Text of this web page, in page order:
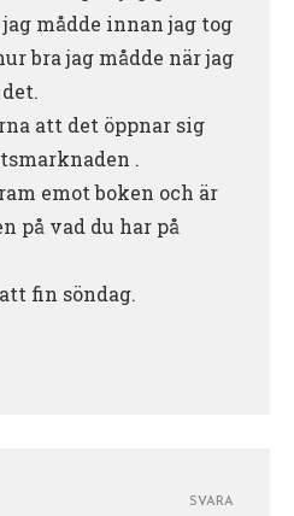
mådde innan jag tog
bra jag mådde när jag
att det öppnar sig
.
emot boken och är
på vad du har på
fin söndag.
SVARA